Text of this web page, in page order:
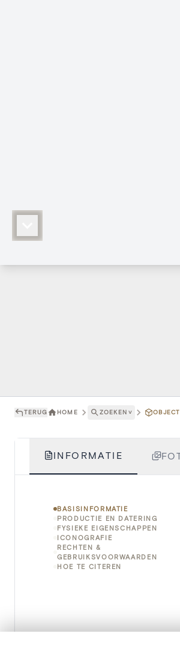
TERUG HOME ZOEKEN ˅
INFORMATIE
BASISINFORMATIE
PRODUCTIE EN DATERING
FYSIEKE EIGENSCHAPPEN
ICONOGRAFIE
RECHTEN &
GEBRUIKSVOORWAARDEN
HOE TE CITEREN